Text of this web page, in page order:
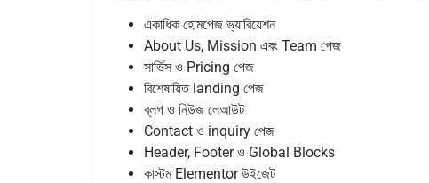
একাধিক হোমপেজ ভ্যারিয়েশন
About Us, Mission এবং Team পেজ
সার্ভিস ও Pricing পেজ
বিশেষায়িত landing পেজ
ব্লগ ও নিউজ লেআউট
Contact ও inquiry পেজ
Header, Footer ও Global Blocks
কাস্টম Elementor উইজেট